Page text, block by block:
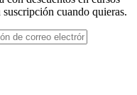
cuando quieras.